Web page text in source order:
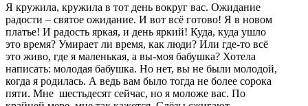
Я кружила, кружила в тот день вокруг вас. Ожидание
радости – святое ожидание. И вот всё готово! Я в новом
платье! И радость яркая, и день яркий! Куда, куда ушло
это время? Умирает ли время, как люди? Или где-то всё
это живо, где я маленькая, а вы-моя бабушка? Хотела
написать: молодая бабушка. Но нет, вы не были молодой,
когда я родилась. А ведь вам было тогда не более сорока
пяти. Мне шестьдесят сейчас, но я моложе вас. По